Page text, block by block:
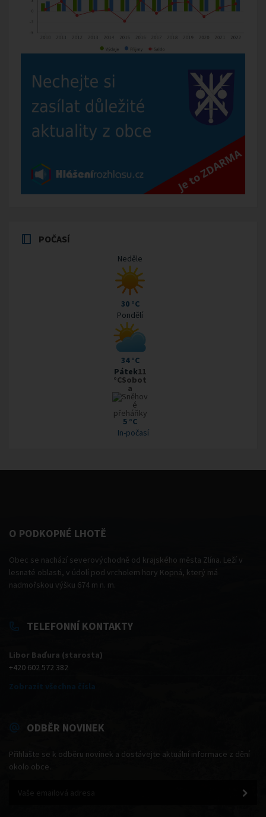
POČASÍ
Neděle
30 °C
Pondělí
34 °C
Pátek11
°CSobot
a
5 °C
In-počasí
O PODKOPNÉ LHOTĚ
Obec se nachází severovýchodně od krajského města Zlína. Leží v
lesnaté oblasti, v údolí pod vrcholem hory Kopná, který má
nadmořskou výšku 674 m n. m.
TELEFONNÍ KONTAKTY
Libor Baďura (starosta)
+420 602 572 382
Zobrazit všechna čísla
ODBĚR NOVINEK
Přihlašte se k odběru novinek a dostávejte aktuální informace z dění
okolo obce.